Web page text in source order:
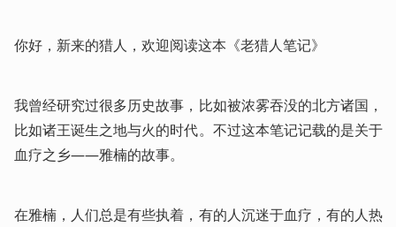
你好，新来的猎人，欢迎阅读这本《老猎人笔记》
我曾经研究过很多历史故事，比如被浓雾吞没的北方诸国，
比如诸王诞生之地与火的时代。不过这本笔记记载的是关于
血疗之乡——雅楠的故事。
在雅楠，人们总是有些执着，有的人沉迷于血疗，有的人热